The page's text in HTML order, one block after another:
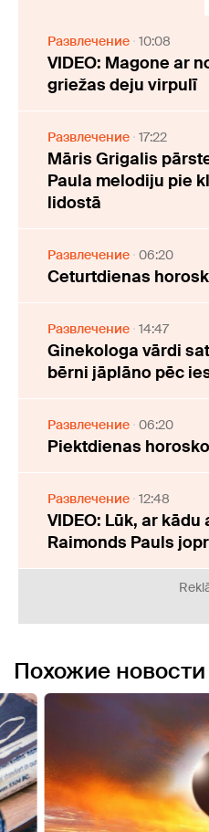
Развлечение 10:08
VIDEO: Magone ar
griežas deju virpulī
Развлечение 17:22
Māris Grigalis
Paula melodiju pie
lidostā
Развлечение 06:20
Ceturtdienas
Развлечение 14:47
Ginekologa vārdi
bērni jāplāno pēc
Развлечение 06:20
Piektdienas
Развлечение 12:48
VIDEO: Lūk, ar
Raimonds Pauls
Похожие новости